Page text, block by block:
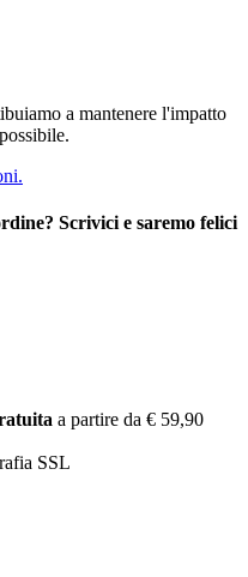
a mantenere l'impatto
Scrivici e saremo felici
a partire da € 59,90
SSL